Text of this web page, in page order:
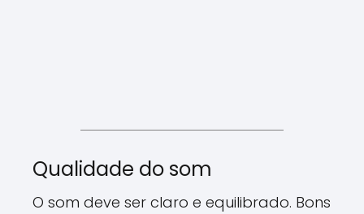
Qualidade do som
O som deve ser claro e equilibrado. Bons